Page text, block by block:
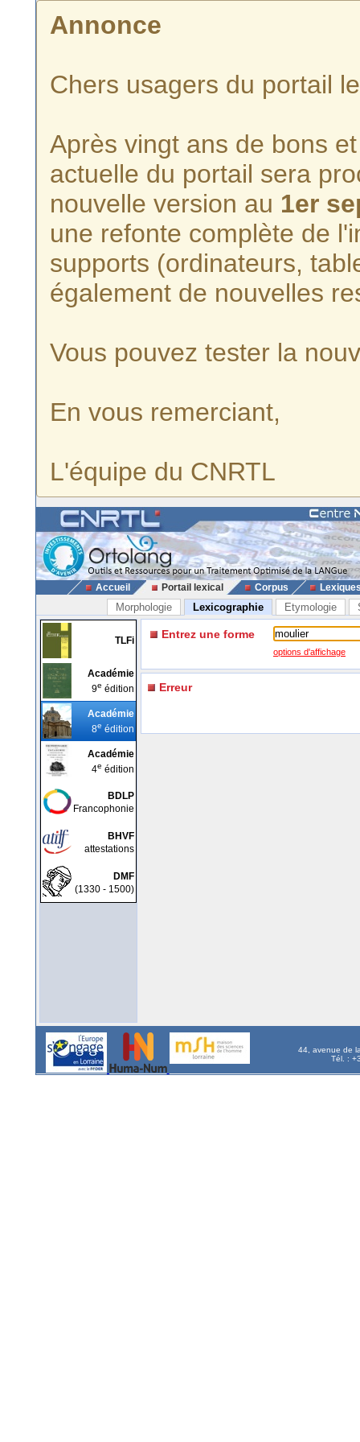
Annonce
Chers usagers du portail
Après vingt ans de bons
actuelle du portail sera
nouvelle version au 1er
une refonte complète de
supports (ordinateurs,
également de nouvelles
Vous pouvez tester la
En vous remerciant,
L'équipe du CNRTL
Accueil Portail lexical Corpus
Morphologie Lexicographie Etymologie
TLFi
Académie
9e édition
Académie
8e édition
Académie
4e édition
BDLP
Francophonie
BHVF
attestations
DMF
(1330 - 1500)
Entrez une forme
options d'affichage
Erreur
44, avenue de
Tél. :